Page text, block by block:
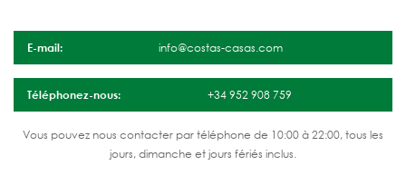
E-mail: info@costas-casas.com
Téléphonez-nous: +34 952 908 759
Vous pouvez nous contacter par téléphone de 10:00 à 22:00, tous les
jours, dimanche et jours fériés inclus.